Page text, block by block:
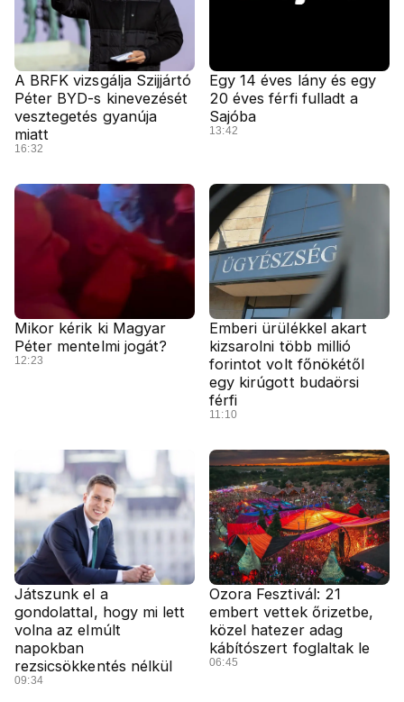
A BRFK vizsgálja Szijjártó
Péter BYD-s kinevezését
vesztegetés gyanúja
miatt
16:32
Egy 14 éves lány és egy
20 éves férfi fulladt a
Sajóba
13:42
Mikor kérik ki Magyar
Péter mentelmi jogát?
12:23
Emberi ürülékkel akart
kizsarolni több millió
forintot volt főnökétől
egy kirúgott budaörsi
férfi
11:10
Játszunk el a
gondolattal, hogy mi lett
volna az elmúlt
napokban
rezsicsökkentés nélkül
09:34
Ozora Fesztivál: 21
embert vettek őrizetbe,
közel hatezer adag
kábítószert foglaltak le
06:45